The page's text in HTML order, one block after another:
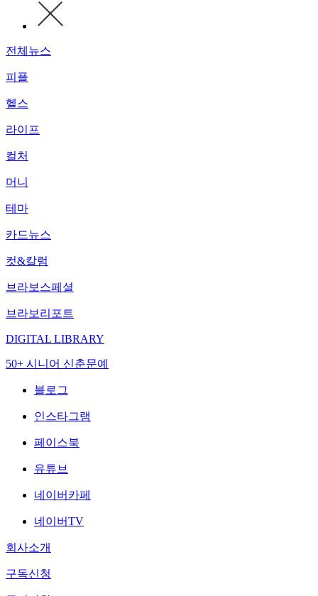
전체뉴스
피플
헬스
라이프
컬처
머니
테마
카드뉴스
컷&칼럼
브라보스페셜
브라보리포트
DIGITAL LIBRARY
50+ 시니어 신춘문예
블로그
인스타그램
페이스북
유튜브
네이버카페
네이버TV
회사소개
구독신청